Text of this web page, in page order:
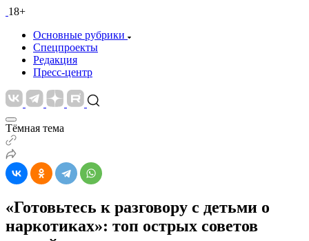
18+
Основные рубрики
Спецпроекты
Редакция
Пресс-центр
Тёмная тема
«Готовьтесь к разговору с детьми о
наркотиках»: топ острых советов